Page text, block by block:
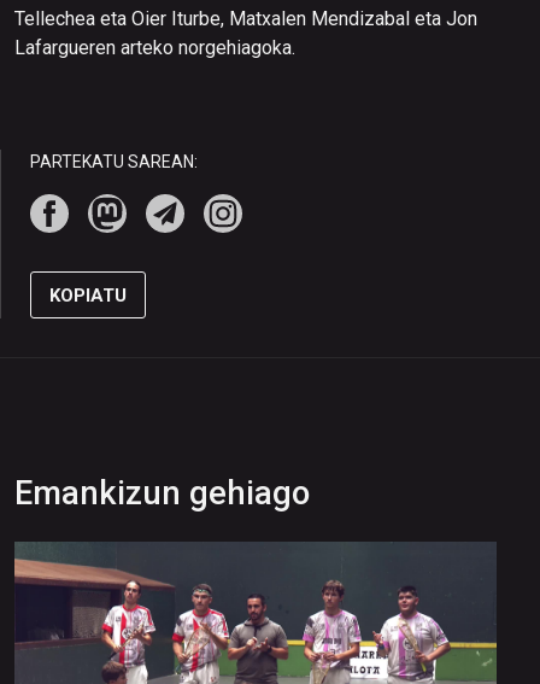
Tellechea eta Oier Iturbe, Matxalen Mendizabal eta Jon
Lafargueren arteko norgehiagoka.
PARTEKATU SAREAN:
KOPIATU
Emankizun gehiago